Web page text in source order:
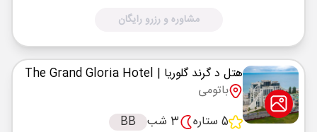
مشاوره و رزرو رایگان
هتل د گرند گلوریا | The Grand Gloria Hotel
باتومی
5 ستاره
3 شب
BB